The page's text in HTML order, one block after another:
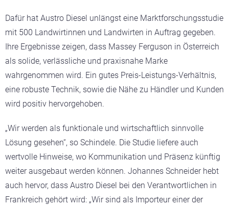
Dafür hat Austro Diesel unlängst eine Marktforschungsstudie
mit 500 Landwirtinnen und Landwirten in Auftrag gegeben.
Ihre Ergebnisse zeigen, dass Massey Ferguson in Österreich
als solide, verlässliche und praxisnahe Marke
wahrgenommen wird. Ein gutes Preis-Leistungs-Verhältnis,
eine robuste Technik, sowie die Nähe zu Händler und Kunden
wird positiv hervorgehoben.
„Wir werden als funktionale und wirtschaftlich sinnvolle
Lösung gesehen“, so Schindele. Die Studie liefere auch
wertvolle Hinweise, wo Kommunikation und Präsenz künftig
weiter ausgebaut werden können. Johannes Schneider hebt
auch hervor, dass Austro Diesel bei den Verantwortlichen in
Frankreich gehört wird: „Wir sind als Importeur einer der